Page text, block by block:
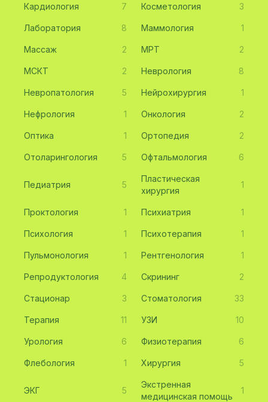
Кардиология 7 Косметология 3
Лаборатория 8 Маммология 1
Массаж 2 МРТ 2
МСКТ 2 Неврология 8
Невропатология 5 Нейрохирургия 1
Нефрология 1 Онкология 2
Оптика 1 Ортопедия 2
Отоларингология 5 Офтальмология 6
Педиатрия 5
Пластическая
хирургия
1
Проктология 1 Психиатрия 1
Психология 1 Психотерапия 1
Пульмонология 1 Рентгенология 1
Репродуктология 4 Скрининг 2
Стационар 3 Стоматология 33
Терапия 11 УЗИ 10
Урология 6 Физиотерапия 6
Флебология 1 Хирургия 5
ЭКГ 5
Экстренная
медицинская помощь
1